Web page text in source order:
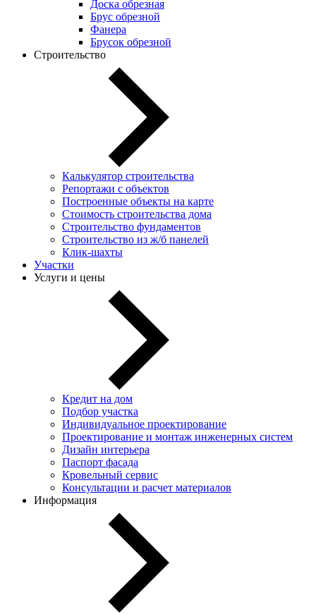
Доска обрезная
Брус обрезной
Фанера
Брусок обрезной
Строительство
Калькулятор строительства
Репортажи с объектов
Построенные объекты на карте
Стоимость строительства дома
Строительство фундаментов
Строительство из ж/б панелей
Клик-шахты
Участки
Услуги и цены
Кредит на дом
Подбор участка
Индивидуальное проектирование
Проектирование и монтаж инженерных систем
Дизайн интерьера
Паспорт фасада
Кровельный сервис
Консультации и расчет материалов
Информация